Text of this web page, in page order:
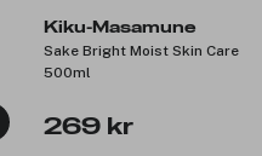
Kiku-Masamune
Sake Bright Moist Skin Care
500ml
269 kr